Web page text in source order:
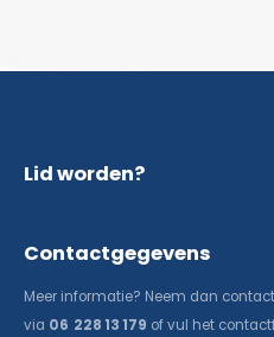
Lid worden?
Contactgegevens
Meer informatie? Neem dan
via 06 228 13 179 of vul het